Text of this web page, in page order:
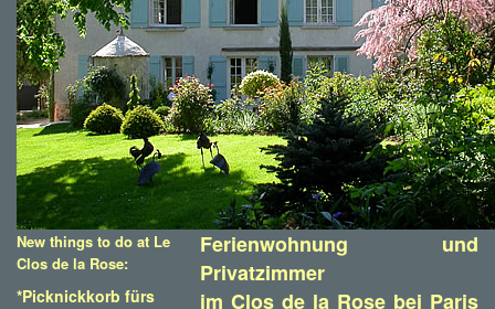
New things to do at Le
Clos de la Rose:
*Picknickkorb fürs
Ferienwohnung und
Privatzimmer
im Clos de la Rose bei Paris